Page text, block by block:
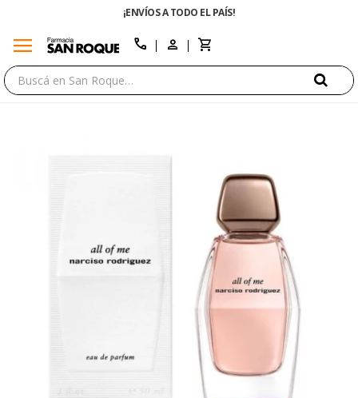
¡ENVÍOS A TODO EL PAÍS!
menu call
close